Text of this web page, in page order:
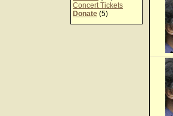
Concert Tickets
Donate (5)